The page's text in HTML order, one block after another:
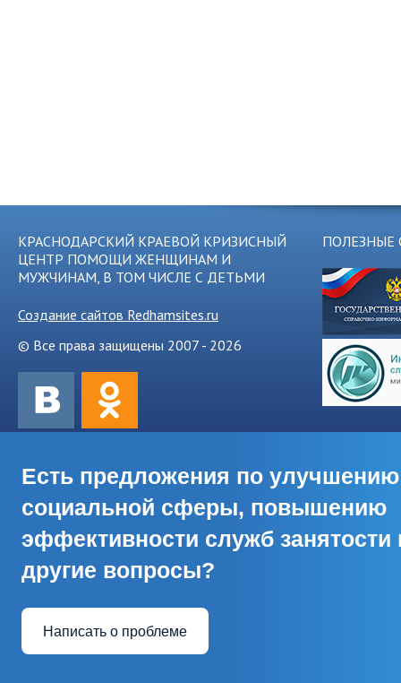
КРАСНОДАРСКИЙ КРАЕВОЙ КРИЗИСНЫЙ
ЦЕНТР ПОМОЩИ ЖЕНЩИНАМ И
МУЖЧИНАМ, В ТОМ ЧИСЛЕ С ДЕТЬМИ
Создание сайтов Redhamsites.ru
© Все права защищены 2007 - 2026
ПОЛЕЗНЫЕ
Есть предложения по улучшению
социальной сферы, повышению
эффективности служб занятости
другие вопросы?
Написать о проблеме